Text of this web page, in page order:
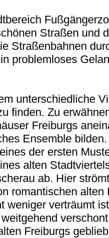
Straßen und
Straßenbahnen
problemloses
unterschiedliche
finden. Zu
Freiburgs
Ensemble
der ersten
alten
ab. Hier
romantischen alten
weniger verträumt
Freiburgs